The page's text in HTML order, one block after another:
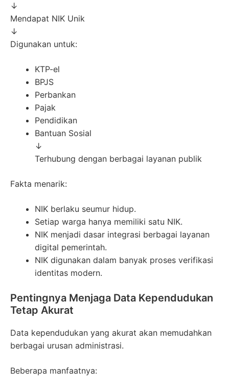
↓
Mendapat NIK Unik
↓
Digunakan untuk:
KTP-el
BPJS
Perbankan
Pajak
Pendidikan
Bantuan Sosial
↓
Terhubung dengan berbagai layanan publik
Fakta menarik:
NIK berlaku seumur hidup.
Setiap warga hanya memiliki satu NIK.
NIK menjadi dasar integrasi berbagai layanan
digital pemerintah.
NIK digunakan dalam banyak proses verifikasi
identitas modern.
Pentingnya Menjaga Data Kependudukan
Tetap Akurat
Data kependudukan yang akurat akan memudahkan
berbagai urusan administrasi.
Beberapa manfaatnya: